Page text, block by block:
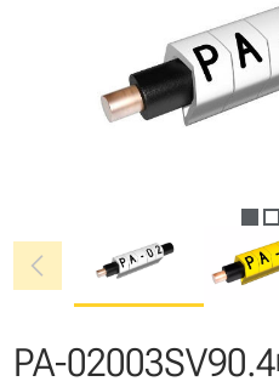
chevron_left
PA-02003SV90.4